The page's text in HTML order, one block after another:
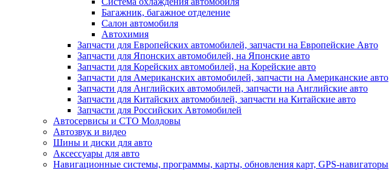
Багажник, багажное отделение
Салон автомобиля
Автохимия
Запчасти для Европейских автомобилей, запчасти на Европейские Авто
Запчасти для Японских автомобилей, на Японские авто
Запчасти для Корейских автомобилей, на Корейские авто
Запчасти для Американских автомобилей, запчасти на Американские авто
Запчасти для Английских автомобилей, запчасти на Английские авто
Запчасти для Китайских автомобилей, запчасти на Китайские авто
Запчасти для Российских Автомобилей
Автосервисы и СТО Молдовы
Автозвук и видео
Шины и диски для авто
Аксесcуары для авто
Навигационные системы, программы, карты, обновления карт, GPS-навигаторы